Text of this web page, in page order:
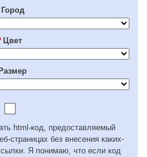
Город
Цвет
Размер
html-код, предоставляемый
страницах без внесения каких-
Я понимаю, что если код